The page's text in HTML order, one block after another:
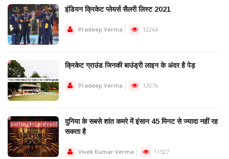
इंडियन क्रिकेट प्लेयर्स सैलरी लिस्ट 2021
Pradeep Verma 12264
क्रिकेट ग्राउंड जिनकी बाउंड्री लाइन के अंदर है पेड़
Pradeep Verma 12076
दुनिया के सबसे शांत कमरे में इंसान 45 मिनट से ज्यादा नहीं रह
सकता है
Vivek Kumar Verma 11527